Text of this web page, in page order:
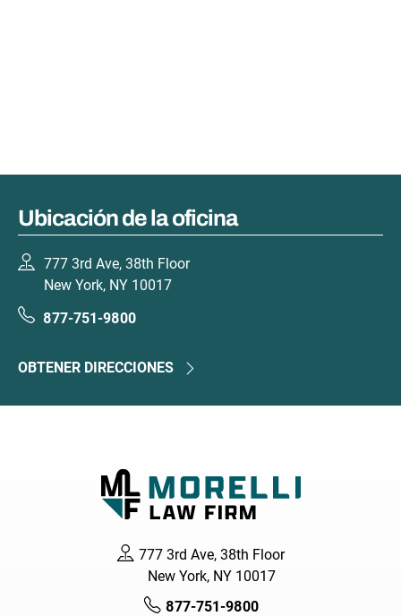
Ubicación de la oficina
777 3rd Ave, 38th Floor
New York, NY 10017
877-751-9800
OBTENER DIRECCIONES
777 3rd Ave, 38th Floor
New York, NY 10017
877-751-9800